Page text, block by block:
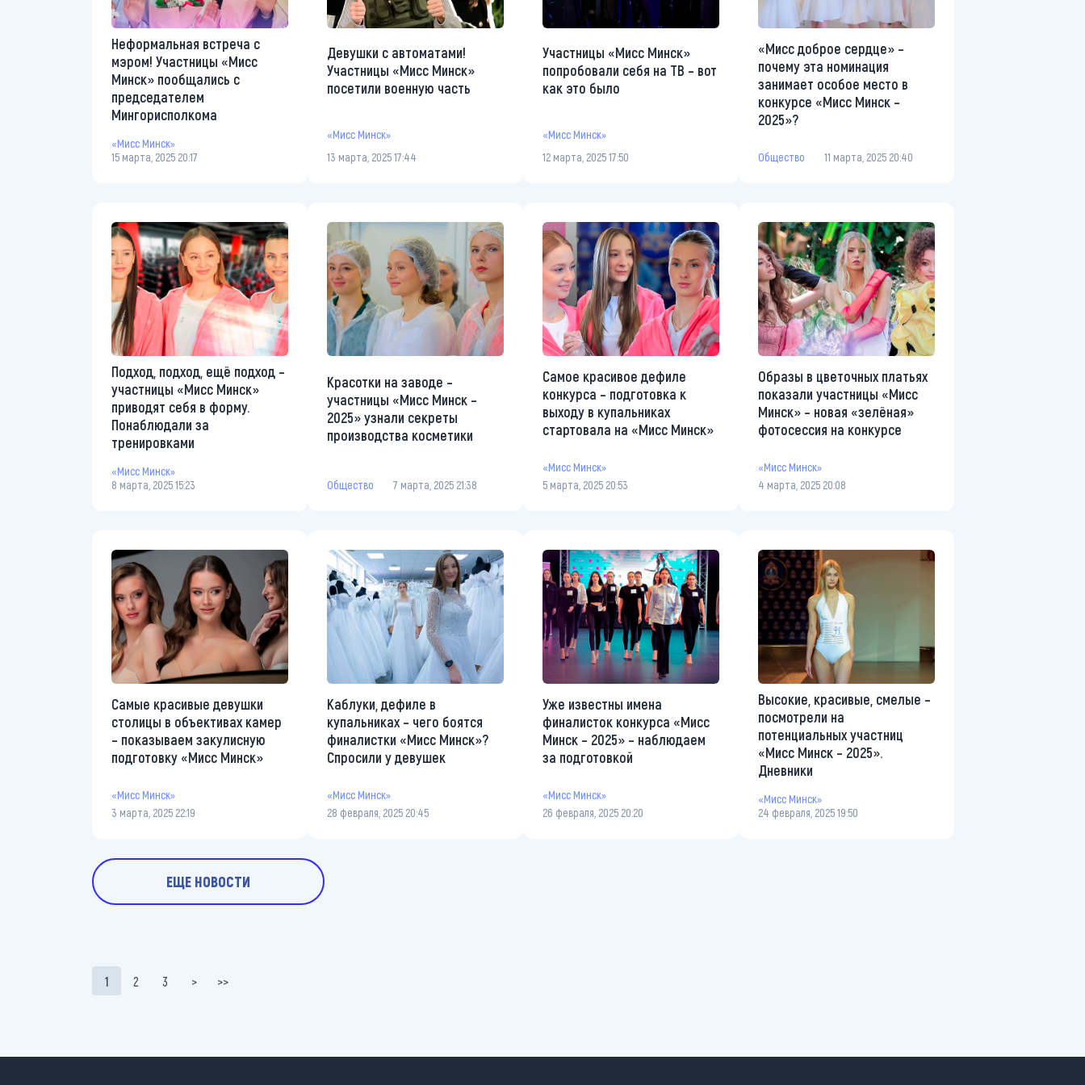
Неформальная встреча с
мэром! Участницы «Мисс
Минск» пообщались с
председателем
Мингорисполкома
«Мисс Минск»
15 марта, 2025 20:17
Девушки с автоматами!
Участницы «Мисс Минск»
посетили военную часть
«Мисс Минск»
13 марта, 2025 17:44
Участницы «Мисс Минск»
попробовали себя на ТВ – вот
как это было
«Мисс Минск»
12 марта, 2025 17:50
«Мисс доброе сердце» –
почему эта номинация
занимает особое место в
конкурсе «Мисс Минск –
2025»?
Общество 11 марта, 2025 20:40
Подход, подход, ещё подход –
участницы «Мисс Минск»
приводят себя в форму.
Понаблюдали за
тренировками
«Мисс Минск»
8 марта, 2025 15:23
Красотки на заводе –
участницы «Мисс Минск –
2025» узнали секреты
производства косметики
Общество 7 марта, 2025 21:38
Самое красивое дефиле
конкурса – подготовка к
выходу в купальниках
стартовала на «Мисс Минск»
«Мисс Минск»
5 марта, 2025 20:53
Образы в цветочных платьях
показали участницы «Мисс
Минск» – новая «зелёная»
фотосессия на конкурсе
«Мисс Минск»
4 марта, 2025 20:08
Самые красивые девушки
столицы в объективах камер
– показываем закулисную
подготовку «Мисс Минск»
«Мисс Минск»
3 марта, 2025 22:19
Каблуки, дефиле в
купальниках – чего боятся
финалистки «Мисс Минск»?
Спросили у девушек
«Мисс Минск»
28 февраля, 2025 20:45
Уже известны имена
финалисток конкурса «Мисс
Минск – 2025» – наблюдаем
за подготовкой
«Мисс Минск»
26 февраля, 2025 20:20
Высокие, красивые, смелые –
посмотрели на
потенциальных участниц
«Мисс Минск – 2025».
Дневники
«Мисс Минск»
24 февраля, 2025 19:50
Текущая страница
1 Page
2 Page
3 Следующая страница
> Последняя страница
>>
ЕЩЕ НОВОСТИ